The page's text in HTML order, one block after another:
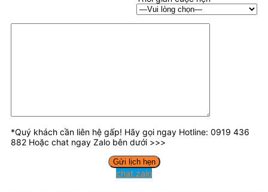
*Quý khách cần liên hệ gấp! Hãy gọi ngay Hotline: 0919 436
882 Hoặc chat ngay Zalo bên dưới >>>
chat zalo